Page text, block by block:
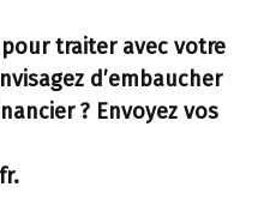
pour traiter avec votre
d’embaucher
? Envoyez vos